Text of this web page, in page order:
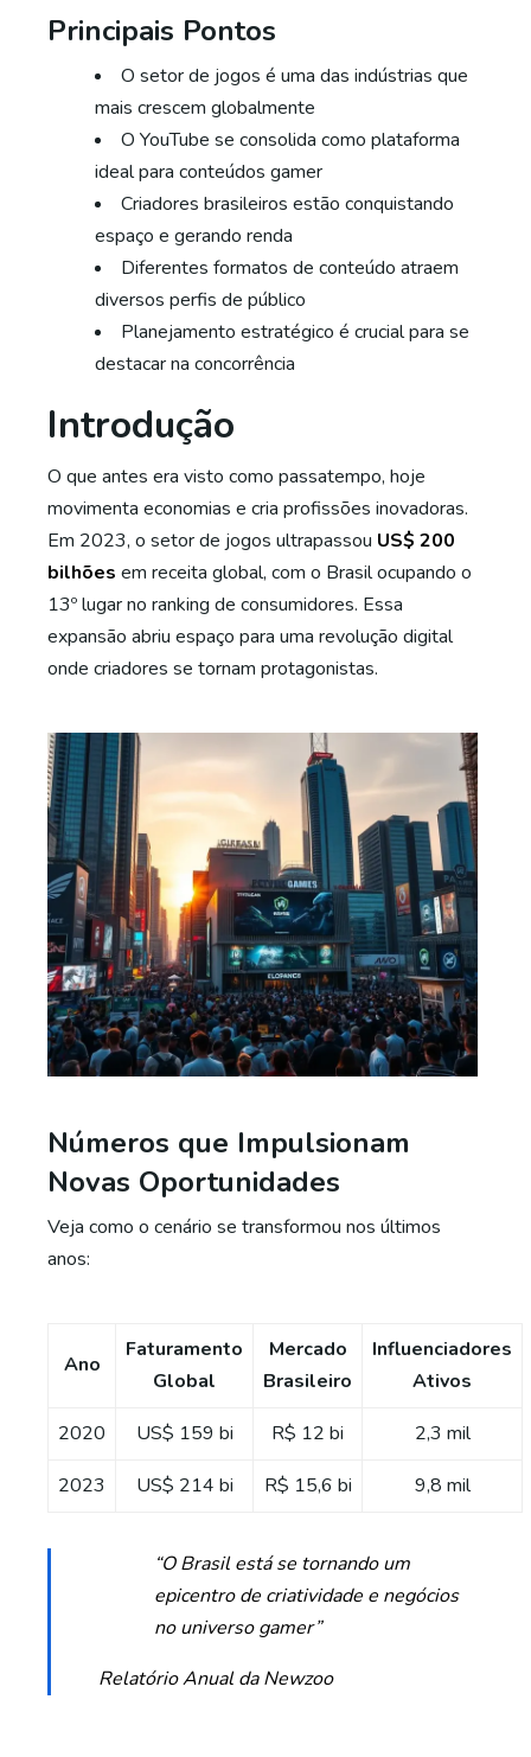
Principais Pontos
O setor de jogos é uma das indústrias que
mais crescem globalmente
O YouTube se consolida como plataforma
ideal para conteúdos gamer
Criadores brasileiros estão conquistando
espaço e gerando renda
Diferentes formatos de conteúdo atraem
diversos perfis de público
Planejamento estratégico é crucial para se
destacar na concorrência
Introdução
O que antes era visto como passatempo, hoje
movimenta economias e cria profissões inovadoras.
Em 2023, o setor de jogos ultrapassou US$ 200
bilhões em receita global, com o Brasil ocupando o
13º lugar no ranking de consumidores. Essa
expansão abriu espaço para uma revolução digital
onde criadores se tornam protagonistas.
Números que Impulsionam
Novas Oportunidades
Veja como o cenário se transformou nos últimos
anos:
Ano
Faturamento
Global
Mercado
Brasileiro
Influenciadores
Ativos
2020
US$ 159 bi R$ 12 bi
2,3 mil
2023
US$ 214 bi R$ 15,6 bi 9,8 mil
“O Brasil está se tornando um
epicentro de criatividade e negócios
no universo gamer”
Relatório Anual da Newzoo